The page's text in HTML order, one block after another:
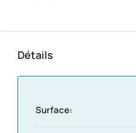
Détails
Surface: